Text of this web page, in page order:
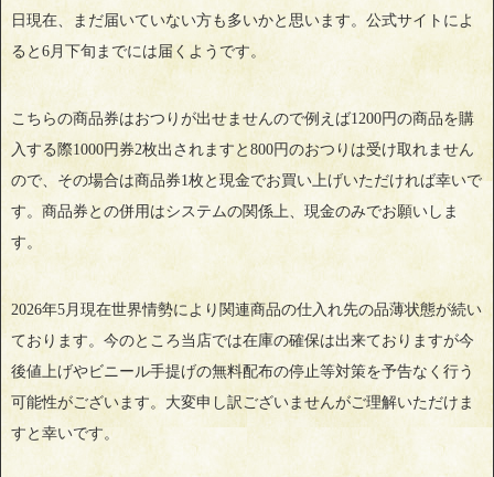
日現在、まだ届いていない方も多いかと思います。公式サイトによ
ると6月下旬までには届くようです。
こちらの商品券はおつりが出せませんので例えば1200円の商品を購
入する際1000円券2枚出されますと800円のおつりは受け取れません
ので、その場合は商品券1枚と現金でお買い上げいただければ幸いで
す。商品券との併用はシステムの関係上、現金のみでお願いしま
す。
2026年5月現在世界情勢により関連商品の仕入れ先の品薄状態が続い
ております。今のところ当店では在庫の確保は出来ておりますが今
後値上げやビニール手提げの無料配布の停止等対策を予告なく行う
可能性がございます。大変申し訳ございませんがご理解いただけま
すと幸いです。